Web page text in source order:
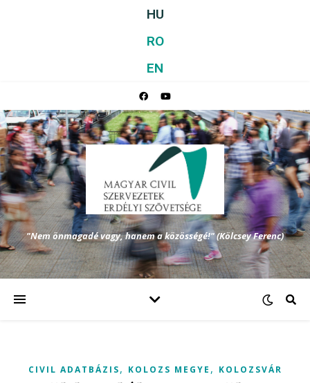
HU
RO
EN
"Nem önmagadé vagy, hanem a közösségé!" (Kölcsey Ferenc)
CIVIL ADATBÁZIS, KOLOZS MEGYE , KOLOZSVÁR